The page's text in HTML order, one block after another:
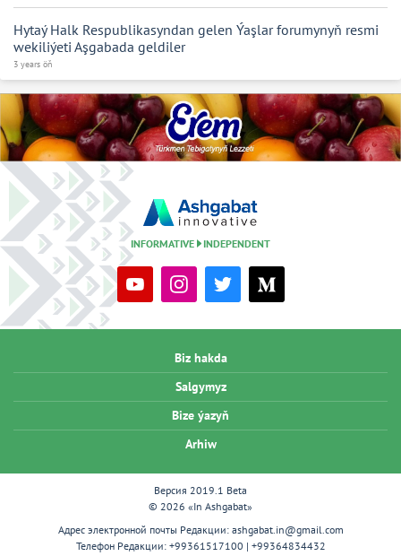
Hytaý Halk Respublikasyndan gelen Ýaşlar forumynyň resmi
wekiliýeti Aşgabada geldiler
3 years öň
INFORMATIVE INDEPENDENT
Biz hakda
Salgymyz
Bize ýazyň
Arhiw
Версия 2019.1 Beta
© 2026 «In Ashgabat»
Адрес электронной почты Редакции: ashgabat.in@gmail.com
Телефон Редакции: +99361517100 | +99364834432